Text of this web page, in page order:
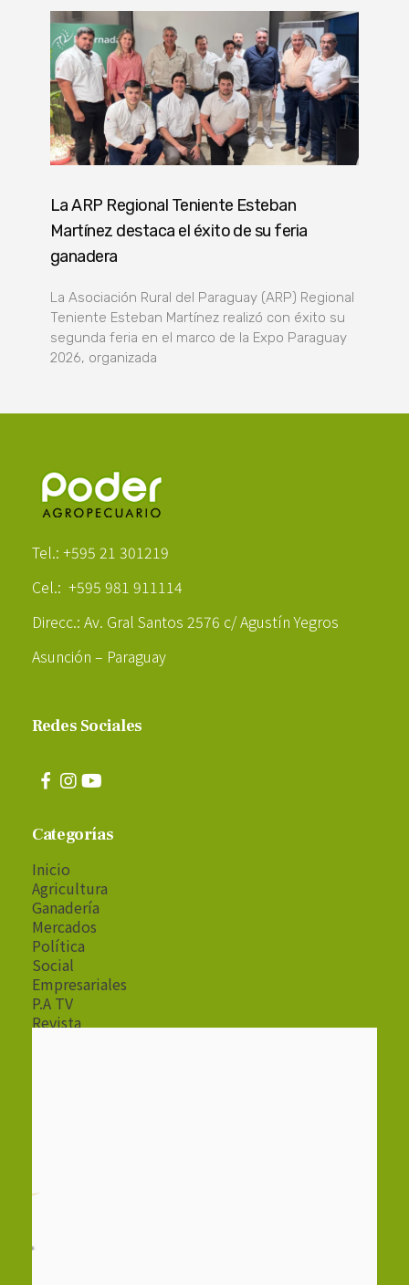
La ARP Regional Teniente Esteban
Martínez destaca el éxito de su feria
ganadera
La Asociación Rural del Paraguay (ARP) Regional
Teniente Esteban Martínez realizó con éxito su
segunda feria en el marco de la Expo Paraguay
2026, organizada
Tel.: +595 21 301219
Cel.: +595 981 911114
Direcc.: Av. Gral Santos 2576 c/ Agustín Yegros
Asunción – Paraguay
Redes Sociales
Categorías
Inicio
Agricultura
Ganadería
Mercados
Política
Social
Empresariales
P.A TV
Revista